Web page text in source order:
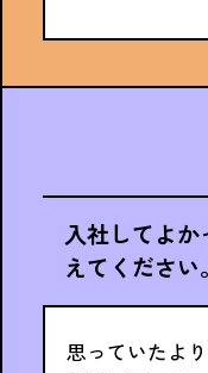
入社してよ
えてください。
思っていたよ